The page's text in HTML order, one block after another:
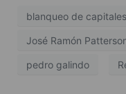
blanqueo de capitales
José Ramón
pedro galindo